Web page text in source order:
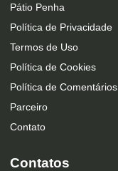
Pátio Penha
Política de Privacidade
Termos de Uso
Política de Cookies
Política de Comentários
Parceiro
Contato
Contatos